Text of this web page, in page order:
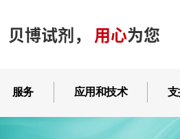
贝博试剂， 用心为您
服务 应用和技术